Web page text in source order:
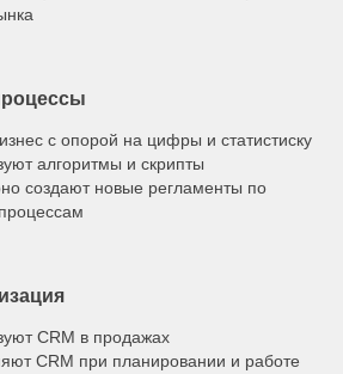
с опорой на цифры и статистиску
алгоритмы и скрипты
создают новые регламенты по
CRM в продажах
CRM при планировании и работе